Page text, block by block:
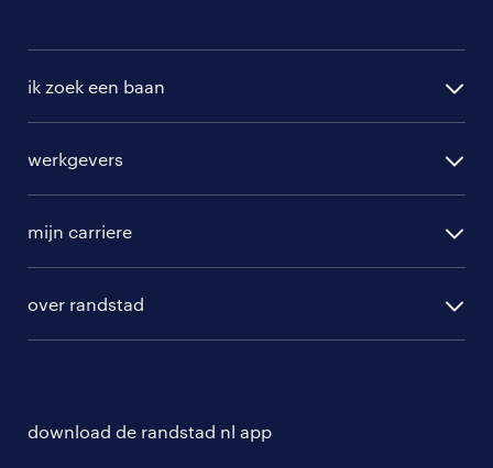
ik zoek een baan
randstad professional
randstad digital
werkgevers
hr-diensten
branches
tarieven
mijn carriere
solliciteren
over randstad
download de randstad nl app